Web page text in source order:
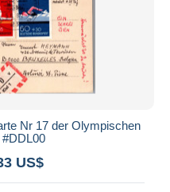
Nr 17 der Olympischen
#DDL00
US$